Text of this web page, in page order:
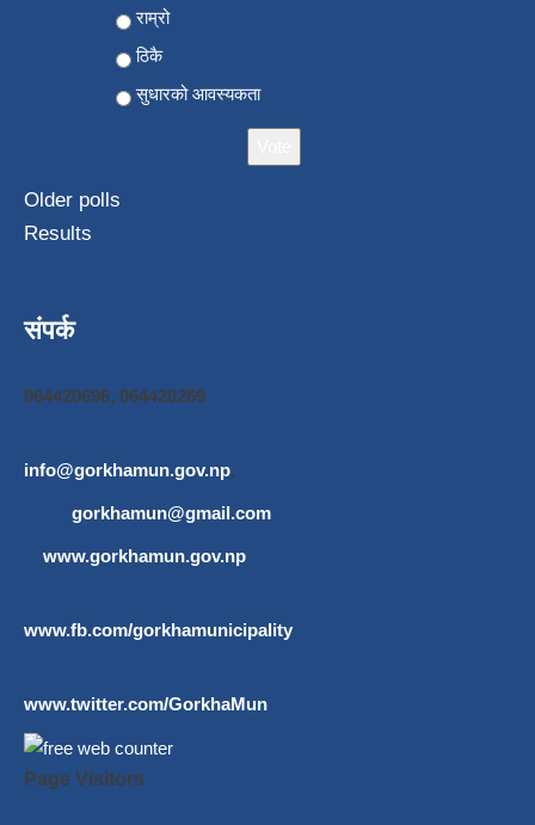
राम्रो
ठिकै
सुधारको आवस्यकता
Older polls
Results
संपर्क
064420696, 064420269
info@gorkhamun.gov.np,
gorkhamun@gmail.com
www.gorkhamun.gov.np
www.fb.com/gorkhamunicipality
www.twitter.com/GorkhaMun
Page Visitors